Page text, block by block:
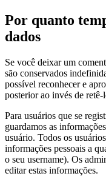
Por quanto
dados
Se você deixar um
são conservados
possível reconhecer e
posterior ao invés de retê-
Para usuários que se
guardamos as
usuário. Todos os
informações pessoais a
o seu username). Os
editar estas informações.